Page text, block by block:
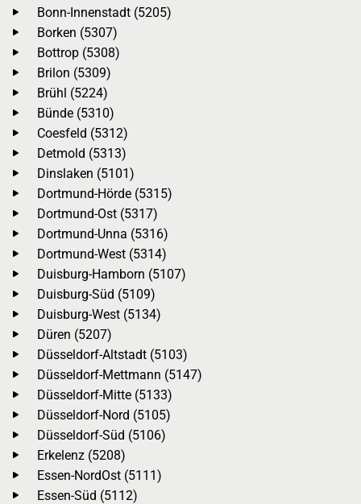
Bonn-Innenstadt (5205)
Borken (5307)
Bottrop (5308)
Brilon (5309)
Brühl (5224)
Bünde (5310)
Coesfeld (5312)
Detmold (5313)
Dinslaken (5101)
Dortmund-Hörde (5315)
Dortmund-Ost (5317)
Dortmund-Unna (5316)
Dortmund-West (5314)
Duisburg-Hamborn (5107)
Duisburg-Süd (5109)
Duisburg-West (5134)
Düren (5207)
Düsseldorf-Altstadt (5103)
Düsseldorf-Mettmann (5147)
Düsseldorf-Mitte (5133)
Düsseldorf-Nord (5105)
Düsseldorf-Süd (5106)
Erkelenz (5208)
Essen-NordOst (5111)
Essen-Süd (5112)